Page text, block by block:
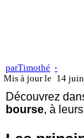
parTimothé
14
Découvrez
bourse, à leurs